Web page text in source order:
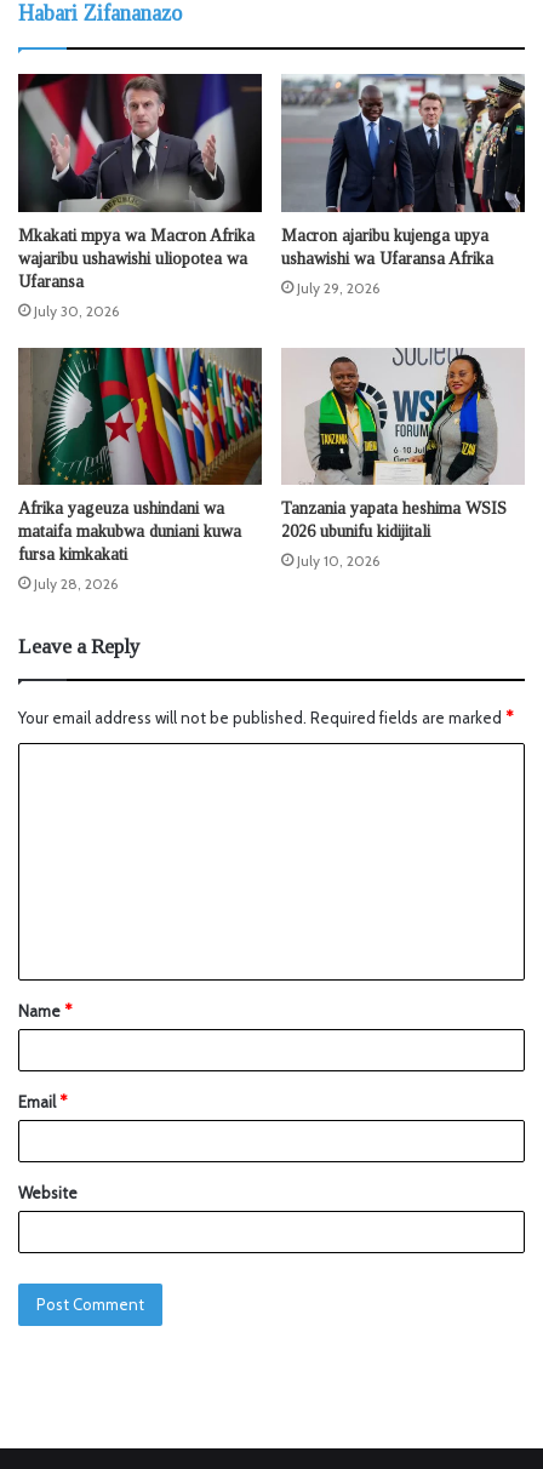
Habari Zifananazo
Mkakati mpya wa Macron Afrika
wajaribu ushawishi uliopotea wa
Ufaransa
July 30, 2026
Macron ajaribu kujenga upya
ushawishi wa Ufaransa Afrika
July 29, 2026
Afrika yageuza ushindani wa
mataifa makubwa duniani kuwa
fursa kimkakati
July 28, 2026
Tanzania yapata heshima WSIS
2026 ubunifu kidijitali
July 10, 2026
Leave a Reply
Your email address will not be published. Required fields are marked *
Name*
Email*
Website